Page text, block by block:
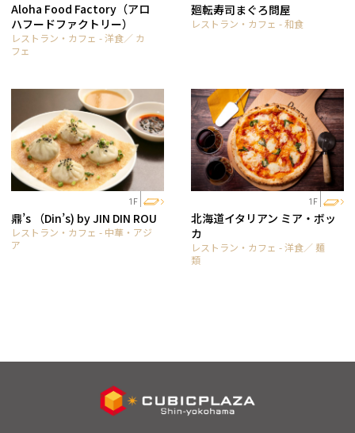
Aloha Food Factory（アロ
ハフードファクトリー）
レストラン・カフェ - 洋食／ カ
フェ
廻転寿司まぐろ問屋
レストラン・カフェ - 和食
1F
鼎’s （Din’s) by JIN DIN ROU
レストラン・カフェ - 中華・アジ
ア
1F
北海道イタリアン ミア・ボッ
カ
レストラン・カフェ - 洋食／ 麺
類